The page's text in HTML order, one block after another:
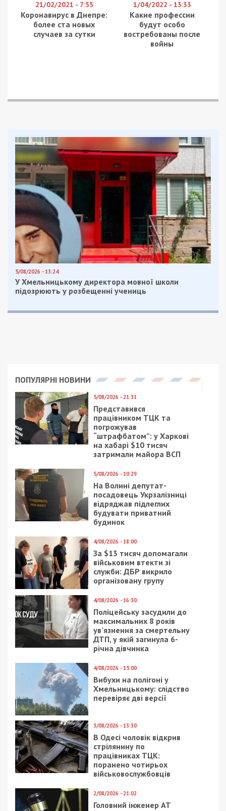
Прокуратура хотіла оскаржити це рішення.
Однак засідання довелося скасувати через
відсутність підозрюваного. Мати вбитого хлопця
стало зле і він опинився у реанімації», — сказала жінка.
За її словами, у суді сказали, що
підозрюваний опинився у Центрі
профілактики та лікування судинних
катастроф Одеської клінічної лікарні на
залізничному транспорті. Проте у
приймальному відділенні лікарні цю
інформацію журналістці не підтвердили. За
словами працівниці, з якою спілкувалася
журналістка, Іван Аблов у пʼятницю до
реанімації не потрапляв.
За декілька днів — 30 квітня — спливає термін
запобіжного заходу у вигляді тримання під
вартою. Проте Київський райсуд задовольнив
підозрюваного під домашній арешт. Як розказала
року між сином скандального судді та
спортсменом Ігорем Гергелем виникла суперечка.
Аблов-молодший вдарив Гергеля кухонним
ножем і втік з місця злочину. Поліція оголосила
його у розшук.
15 січня він добровільно здався. Суд обрав
Аблову запобіжний захід у вигляді тримання під
вартою. Пізніше його відпустили під домашній
арешт.
Батько Івана Аблова — суддя нині ліквідованого
Окружного адміністративного суду Києва Євгеній
Аблов — відомий, зокрема, через свої скандальні
зобов’язав спецпризначенців розігнати активістів
Майдану, в 2017-му — визнав законною схему
закупівлі так званих «рюкзаків Авакова», чим
допоміг сину міністра внутрішніх справ уникнути
покарання. А у 2018-му поновив на
посаді ректорку медичного університету імені
Богомольця Катерину Амосову.
Facebook
Telegram
Twitter
WhatsApp
Viber
Email
Категории:Суспільство| Метки:Іван
Рекламні блоки дають нам змогу